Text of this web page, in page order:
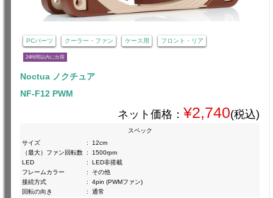
PCパーツ クーラー・ファン ケース用 フロント・リア
24時間以内に出荷
Noctua ノクチュア
NF-F12 PWM
ネット価格： ¥2,740(税込)
スペック
サイズ
:
12cm
（最大）ファン回転数 :
1500rpm
LED
:
LED非搭載
フレームカラー
:
その他
接続方式
:
4pin (PWMファン)
回転の向き
: 通常